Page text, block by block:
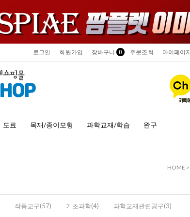
로그인 회원가입 장바구니 0 주문조회 마이페이지
도료 목재/종이모형 과학교재/학습 완구
HOME >
작동교구(57) 기초과학(4) 과학교재관련공구(3)